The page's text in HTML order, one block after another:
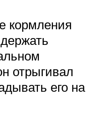
кормления
отрыгивал
его на